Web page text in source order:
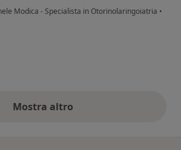
Modica - Specialista in Otorinolaringoiatria •
A.S
Mostra altroopinioni di cui sopra